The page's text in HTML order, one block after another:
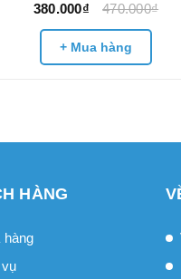
380.000₫
470.000₫
+ Mua hàng
HÀNG